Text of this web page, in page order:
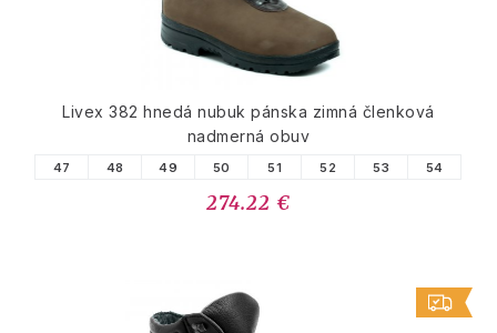
Livex 382 hnedá nubuk pánska zimná členková
nadmerná obuv
47 48 49 50 51 52 53 54
274.22 €